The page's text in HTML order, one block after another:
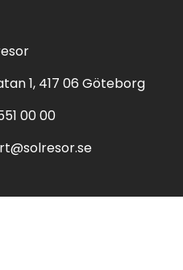
1, 417 06 Göteborg
00 00